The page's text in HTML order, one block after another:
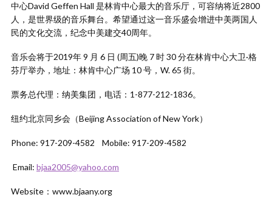
中心David Geffen Hall 是林肯中心最大的音乐厅，可容纳将近2800
人，是世界级的音乐舞台。希望通过这一音乐盛会增进中美两国人
民的文化交流，纪念中美建交40周年。
音乐会将于2019年 9 月 6 日 (周五)晚 7 时 30 分在林肯中心大卫·格
芬厅举办，地址：林肯中心广场 10 号，W. 65 街。
票务总代理：纳美集团，电话：1-877-212-1836。
纽约北京同乡会（Beijing Association of New York）
Phone: 917-209-4582 Mobile: 917-209-4582
Email: bjaa2005@yahoo.com
Website：www.bjaany.org